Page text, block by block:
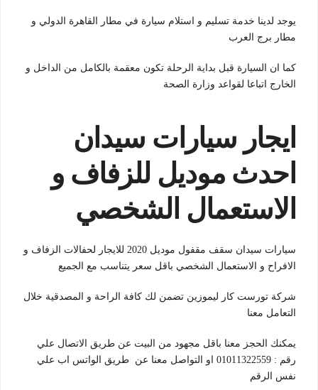
يوجد لدينا خدمة تسليم و استلام سيارة في مطار القاهرة الدولي و
مطار برج العرب
كما ان السيارة قبل بداية الرحلة تكون معقمة بالكامل من الداخل و
الخارج اتباعا لقواعد وزارة الصحة
ايجار سيارات سيدان
احدث موديل للزفاف و
الاستعمال الشخصي
سيارات سيدان سقف مقفول موديل 2020 للايجار لحفالات الزفاف و
الافراح و الاستعمال الشخصي باقل سعر يتناسب مع الجميع
شركة تورست كار ليموزين تضمن لك كافة الراحة و المصدقية خلال
التعامل معنا
يمكنك الحجز معنا باقل مجهود من البيت عن طريق الاتصال علي
رقم : 01011322559 او التواصل معنا عن طريق الواتس اب علي
نفس الرقم